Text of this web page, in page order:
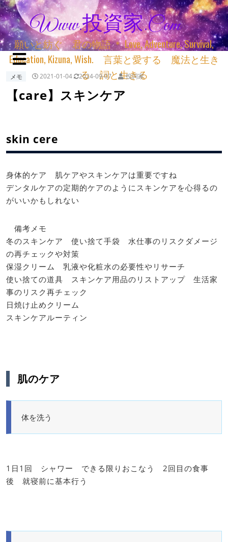
Www.投資家.com
願いと紡ぐ 君の物語 ＊ Love, Adventure, Survival,
Education, Kizuna, Wish. 言葉と愛する 魔法と生き
る 詞と生きる
メモ 2021-01-04 2024-09-07 投詞家
【care】スキンケア
skin cere
身体的ケア 肌ケアやスキンケアは重要ですね
デンタルケアの定期的ケアのようにスキンケアを心得るの
がいいかもしれない
備考メモ
冬のスキンケア 使い捨て手袋 水仕事のリスクダメージ
の再チェックや対策
保湿クリーム 乳液や化粧水の必要性やリサーチ
使い捨ての道具 スキンケア用品のリストアップ 生活家
事のリスク再チェック
日焼け止めクリーム
スキンケアルーティン
肌のケア
体を洗う
1日1回 シャワー できる限りおこなう 2回目の食事
後 就寝前に基本行う